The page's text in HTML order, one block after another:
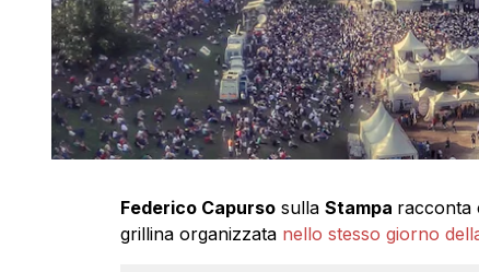
Federico Capursosulla Stampa racconta
grillina organizzata nello stesso giorno